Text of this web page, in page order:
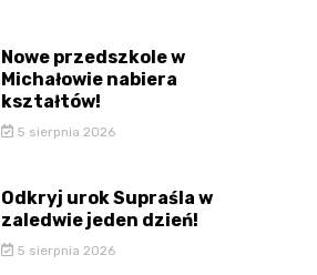
Nowe przedszkole w
Michałowie nabiera
kształtów!
5 sierpnia 2026
Odkryj urok Supraśla w
zaledwie jeden dzień!
5 sierpnia 2026